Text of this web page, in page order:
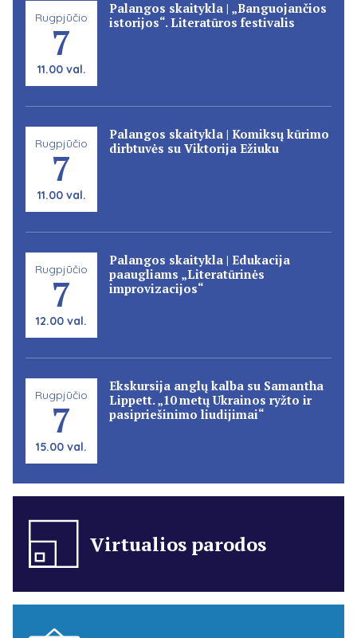
Rugpjūčio
7
11.00 val.
Palangos skaitykla | „Banguojančios
istorijos“. Literatūros festivalis
Rugpjūčio
7
11.00 val.
Palangos skaitykla | Komiksų kūrimo
dirbtuvės su Viktorija Ežiuku
Rugpjūčio
7
12.00 val.
Palangos skaitykla | Edukacija
paaugliams „Literatūrinės
improvizacijos“
Rugpjūčio
7
15.00 val.
Ekskursija anglų kalba su Samantha
Lippett. „10 metų Ukrainos ryžto ir
pasipriešinimo liudijimai“
Virtualios parodos